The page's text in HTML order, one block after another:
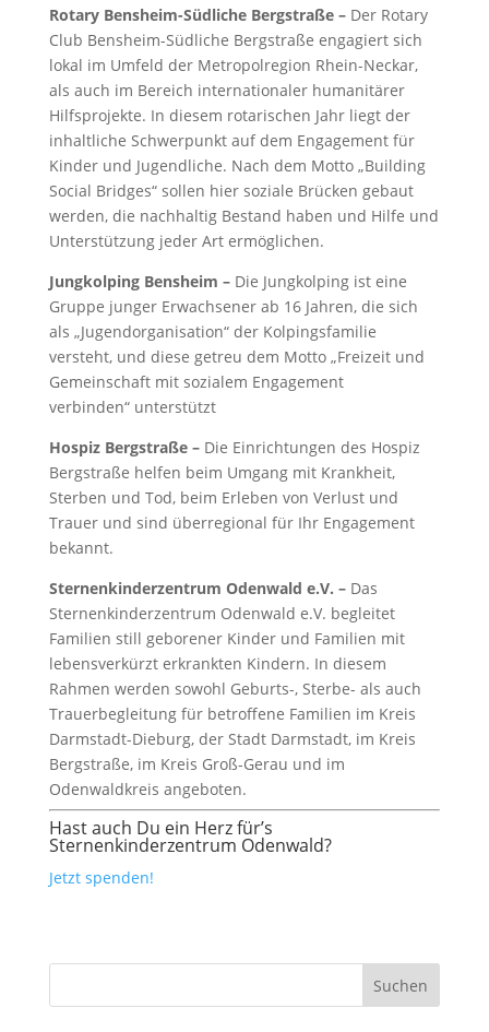
Rotary Bensheim-Südliche Bergstraße – Der Rotary
Club Bensheim-Südliche Bergstraße engagiert sich
lokal im Umfeld der Metropolregion Rhein-Neckar,
als auch im Bereich internationaler humanitärer
Hilfsprojekte. In diesem rotarischen Jahr liegt der
inhaltliche Schwerpunkt auf dem Engagement für
Kinder und Jugendliche. Nach dem Motto „Building
Social Bridges“ sollen hier soziale Brücken gebaut
werden, die nachhaltig Bestand haben und Hilfe und
Unterstützung jeder Art ermöglichen.
Jungkolping Bensheim – Die Jungkolping ist eine
Gruppe junger Erwachsener ab 16 Jahren, die sich
als „Jugendorganisation“ der Kolpingsfamilie
versteht, und diese getreu dem Motto „Freizeit und
Gemeinschaft mit sozialem Engagement
verbinden“ unterstützt
Hospiz Bergstraße – Die Einrichtungen des Hospiz
Bergstraße helfen beim Umgang mit Krankheit,
Sterben und Tod, beim Erleben von Verlust und
Trauer und sind überregional für Ihr Engagement
bekannt.
Sternenkinderzentrum Odenwald e.V. – Das
Sternenkinderzentrum Odenwald e.V. begleitet
Familien still geborener Kinder und Familien mit
lebensverkürzt erkrankten Kindern. In diesem
Rahmen werden sowohl Geburts-, Sterbe- als auch
Trauerbegleitung für betroffene Familien im Kreis
Darmstadt-Dieburg, der Stadt Darmstadt, im Kreis
Bergstraße, im Kreis Groß-Gerau und im
Odenwaldkreis angeboten.
Hast auch Du ein Herz für’s
Sternenkinderzentrum Odenwald?
Jetzt spenden!